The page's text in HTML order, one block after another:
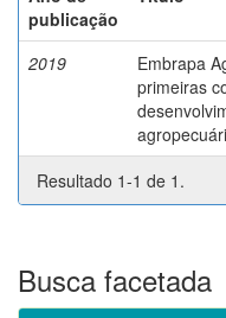
publicação
2019
Embrapa
primeiras
Resultado 1-1 de 1.
Busca facetada